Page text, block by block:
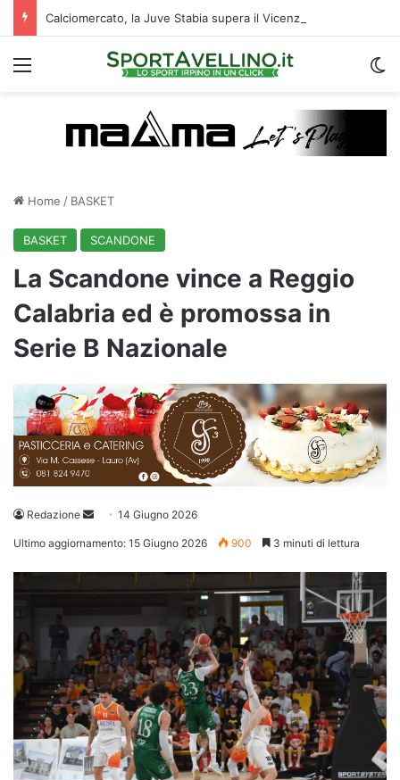
Menu
Home / BASKET
BASKET SCANDONE
La Scandone vince a Reggio
Calabria ed è promossa in
Serie B Nazionale
Redazione
Invia 14 Giugno 2026
Ultimo aggiornamento: 15 Giugno 2026 900 3 minuti di lettura